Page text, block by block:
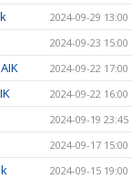
2024-09-29 13:00
2024-09-23 15:00
2024-09-22 17:00
2024-09-22 16:00
2024-09-19 23:45
2024-09-17 15:00
2024-09-15 19:00